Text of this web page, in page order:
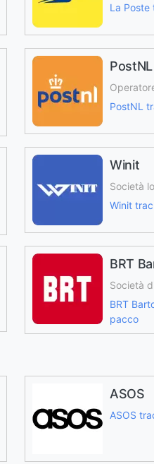
La
PostNL
PostNL
Winit
Società
Winit
BRT
Società
BRT
pacco
ASOS
ASOS